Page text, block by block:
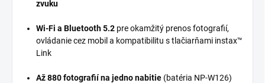
zvuku
Wi-Fi a Bluetooth 5.2 pre okamžitý prenos fotografií,
ovládanie cez mobil a kompatibilitu s tlačiarňami instax™
Link
Až 880 fotografií na jedno nabitie (batéria NP-W126)